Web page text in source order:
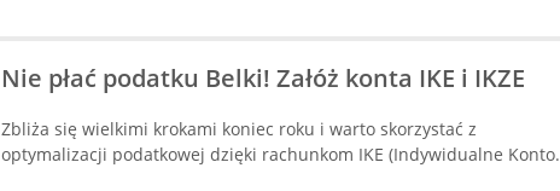
Nie płać podatku Belki! Załóż konta IKE i IKZE
Zbliża się wielkimi krokami koniec roku i warto skorzystać z
optymalizacji podatkowej dzięki rachunkom IKE (Indywidualne Konto